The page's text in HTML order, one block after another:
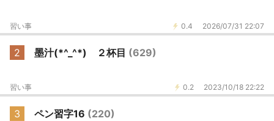
0.4 2026/07/31 22:07
習い事
2 墨汁(*^_^*) ２杯目 (629)
0.2 2023/10/18 22:22
習い事
3 ペン習字16 (220)